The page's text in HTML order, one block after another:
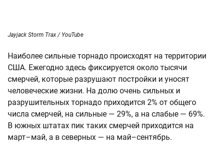
Jayjack Storm Trax / YouTube
Наиболее сильные торнадо происходят на территории
США. Ежегодно здесь фиксируется около тысячи
смерчей, которые разрушают постройки и уносят
человеческие жизни. На долю очень сильных и
разрушительных торнадо приходится 2% от общего
числа смерчей, на сильные — 29%, а на слабые — 69%.
В южных штатах пик таких смерчей приходится на
март–май, а в северных — на май–сентябрь.